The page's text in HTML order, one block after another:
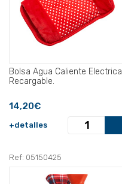
Bolsa Agua Caliente Electrica
Recargable.
14,20€
+detalles
Ref: 05150425